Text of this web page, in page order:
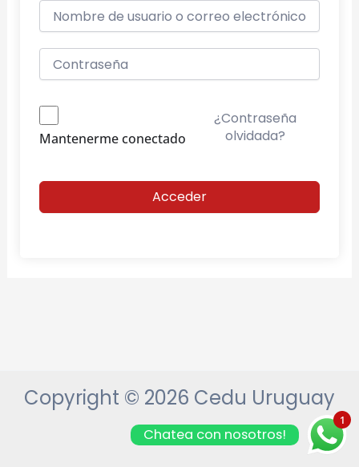
Mantenerme conectado
¿Contraseña
olvidada?
Acceder
Copyright © 2026 Cedu Uruguay
1
Chatea con nosotros!